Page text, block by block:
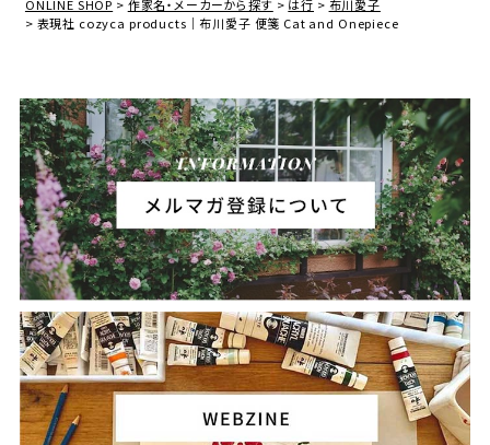
ONLINE SHOP
作家名・メーカーから探す は行
布川愛子
表現社 cozyca products｜布川愛子 便箋 Cat and Onepiece